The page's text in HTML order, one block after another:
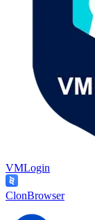
VMLogin
ClonBrowser